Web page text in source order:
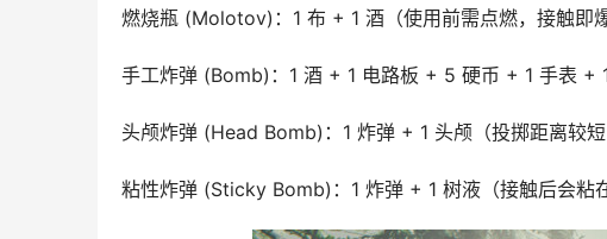
燃烧瓶 (Molotov)：1 布 + 1 酒（使用前需点燃，接触即爆
手工炸弹 (Bomb)：1 酒 + 1 电路板 + 5 硬币 + 1 手表 +
头颅炸弹 (Head Bomb)：1 炸弹 + 1 头颅（投掷距离较短
粘性炸弹 (Sticky Bomb)：1 炸弹 + 1 树液（接触后会粘